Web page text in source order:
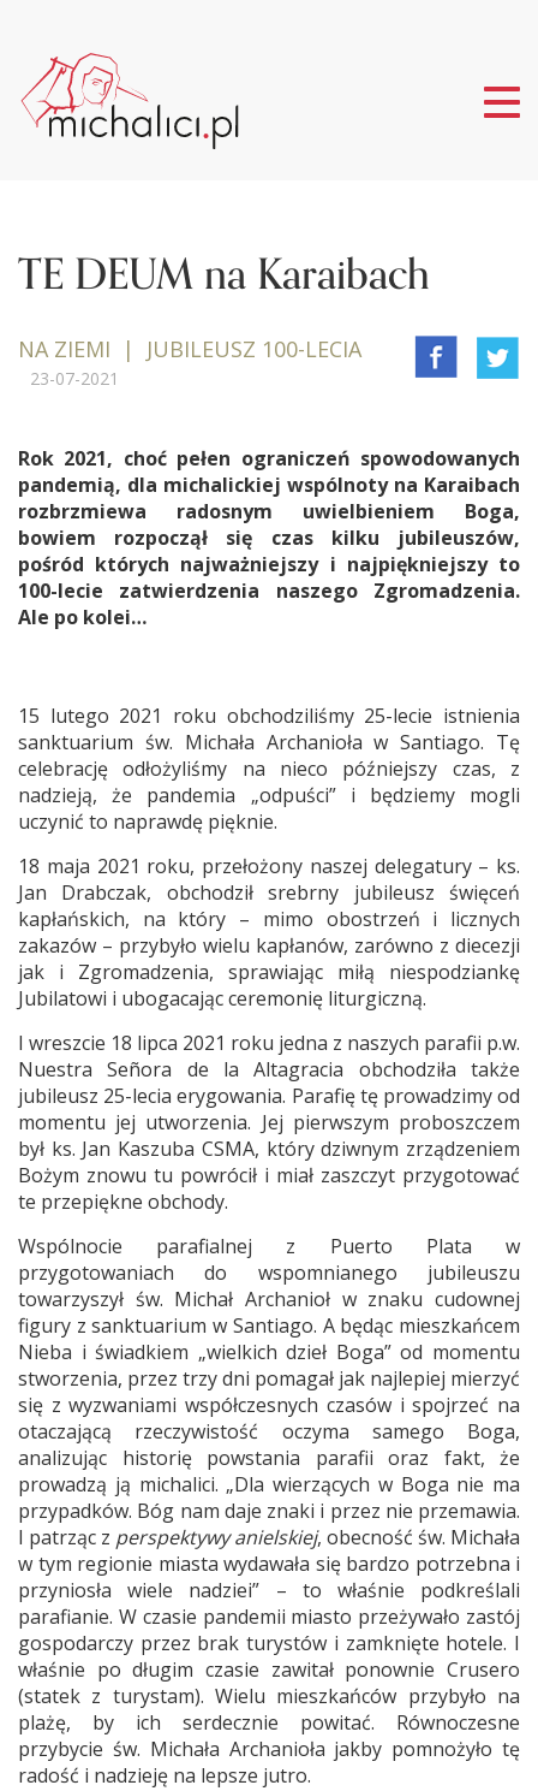
TE DEUM na Karaibach
NA ZIEMI | JUBILEUSZ 100-LECIA
23-07-2021
Rok 2021, choć pełen ograniczeń spowodowanych
pandemią, dla michalickiej wspólnoty na Karaibach
rozbrzmiewa radosnym uwielbieniem Boga,
bowiem rozpoczął się czas kilku jubileuszów,
pośród których najważniejszy i najpiękniejszy to
100-lecie zatwierdzenia naszego Zgromadzenia.
Ale po kolei…
15 lutego 2021 roku obchodziliśmy 25-lecie istnienia
sanktuarium św. Michała Archanioła w Santiago. Tę
celebrację odłożyliśmy na nieco późniejszy czas, z
nadzieją, że pandemia „odpuści” i będziemy mogli
uczynić to naprawdę pięknie.
18 maja 2021 roku, przełożony naszej delegatury – ks.
Jan Drabczak, obchodził srebrny jubileusz święceń
kapłańskich, na który – mimo obostrzeń i licznych
zakazów – przybyło wielu kapłanów, zarówno z diecezji
jak i Zgromadzenia, sprawiając miłą niespodziankę
Jubilatowi i ubogacając ceremonię liturgiczną.
I wreszcie 18 lipca 2021 roku jedna z naszych parafii p.w.
Nuestra Señora de la Altagracia obchodziła także
jubileusz 25-lecia erygowania. Parafię tę prowadzimy od
momentu jej utworzenia. Jej pierwszym proboszczem
był ks. Jan Kaszuba CSMA, który dziwnym zrządzeniem
Bożym znowu tu powrócił i miał zaszczyt przygotować
te przepiękne obchody.
Wspólnocie parafialnej z Puerto Plata w
przygotowaniach do wspomnianego jubileuszu
towarzyszył św. Michał Archanioł w znaku cudownej
figury z sanktuarium w Santiago. A będąc mieszkańcem
Nieba i świadkiem „wielkich dzieł Boga” od momentu
stworzenia, przez trzy dni pomagał jak najlepiej mierzyć
się z wyzwaniami współczesnych czasów i spojrzeć na
otaczającą rzeczywistość oczyma samego Boga,
analizując historię powstania parafii oraz fakt, że
prowadzą ją michalici. „Dla wierzących w Boga nie ma
przypadków. Bóg nam daje znaki i przez nie przemawia.
I patrząc z perspektywy anielskiej, obecność św. Michała
w tym regionie miasta wydawała się bardzo potrzebna i
przyniosła wiele nadziei” – to właśnie podkreślali
parafianie. W czasie pandemii miasto przeżywało zastój
gospodarczy przez brak turystów i zamknięte hotele. I
właśnie po długim czasie zawitał ponownie Crusero
(statek z turystam). Wielu mieszkańców przybyło na
plażę, by ich serdecznie powitać. Równoczesne
przybycie św. Michała Archanioła jakby pomnożyło tę
radość i nadzieję na lepsze jutro.